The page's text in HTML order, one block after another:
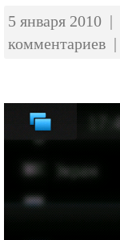
5 января 2010 |
комментариев |